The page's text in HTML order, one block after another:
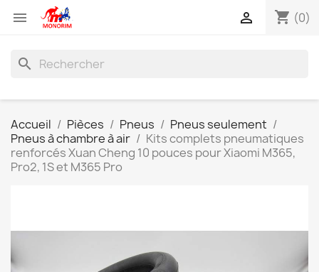
 shopping_cart (0)

search
Accueil Pièces Pneus
Pneus seulement
Pneus à chambre à air
Kits complets pneumatiques
renforcés Xuan Cheng 10 pouces pour Xiaomi M365,
Pro2, 1S et M365 Pro